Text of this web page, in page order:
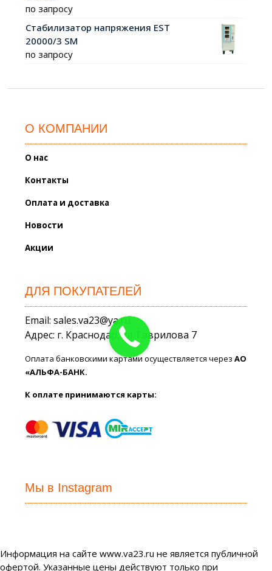
по запросу
Стабилизатор напряжения EST
20000/3 SM
по запросу
О КОМПАНИИ
О нас
Контакты
Оплата и доставка
Новости
Акции
ДЛЯ ПОКУПАТЕЛЕЙ
Email: sales.va23@ya.ru
Адрес: г. Краснодар, ул. Гаврилова 7
Оплата банковскими картами осуществляется черезАО
«АЛЬФА-БАНК.
К оплате принимаются карты:
Мы в Instagram
Информация на сайте www.va23.ru не является публичной
офертой. Указанные цены действуют только при